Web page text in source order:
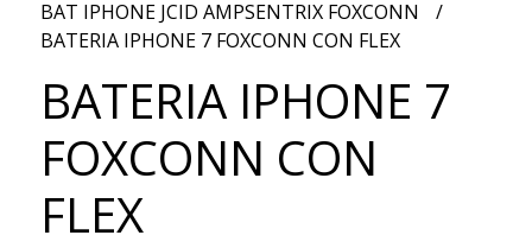
BAT IPHONE JCID AMPSENTRIX FOXCONN
BATERIA IPHONE 7 FOXCONN CON FLEX
BATERIA IPHONE 7
FOXCONN CON
FLEX